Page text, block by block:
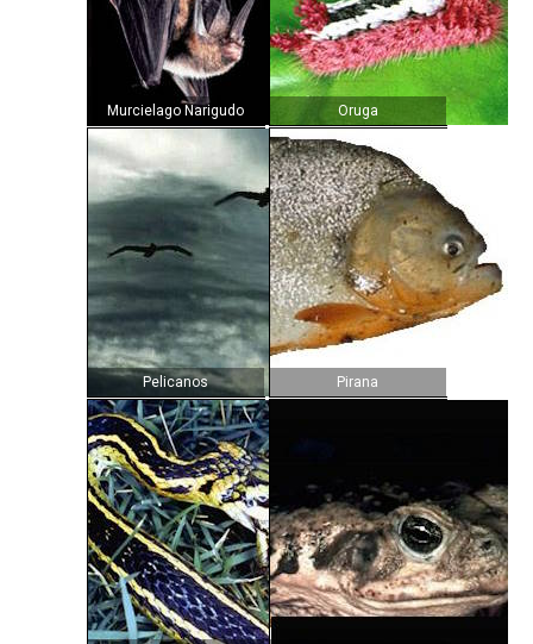
Murcielago Narigudo Oruga
Pelicanos Pirana